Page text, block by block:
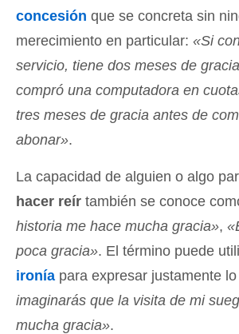
concesión que se concreta sin
merecimiento en particular: «Si
servicio, tiene dos meses de
compró una computadora en
tres meses de gracia antes de
abonar».
La capacidad de alguien o algo
hacer reír también se conoce
historia me hace mucha gracia»,
poca gracia». El término puede
ironía para expresar justamente
imaginarás que la visita de mi
mucha gracia».